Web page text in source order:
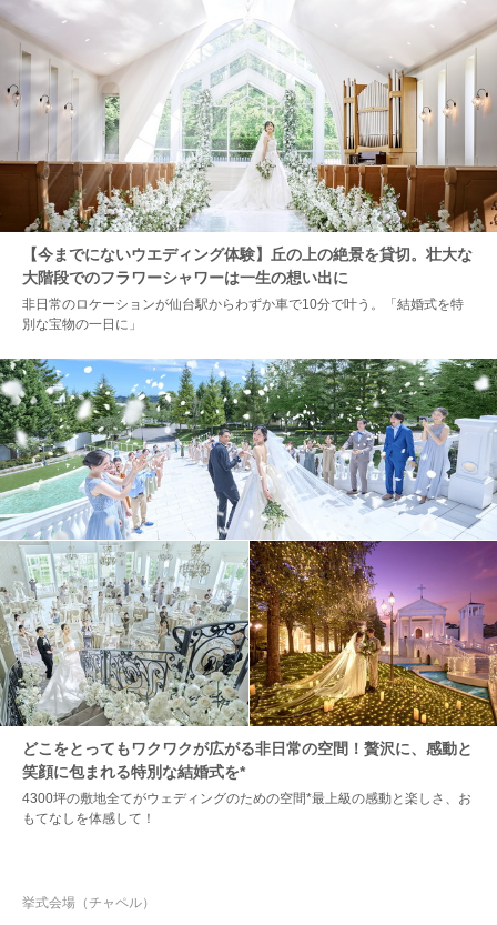
【今までにないウエディング体験】丘の上の絶景を貸切。壮大な
大階段でのフラワーシャワーは一生の想い出に
非日常のロケーションが仙台駅からわずか車で10分で叶う。「結婚式を特
別な宝物の一日に」
どこをとってもワクワクが広がる非日常の空間！贅沢に、感動と
笑顔に包まれる特別な結婚式を*
4300坪の敷地全てがウェディングのための空間*最上級の感動と楽しさ、お
もてなしを体感して！
挙式会場（チャペル）